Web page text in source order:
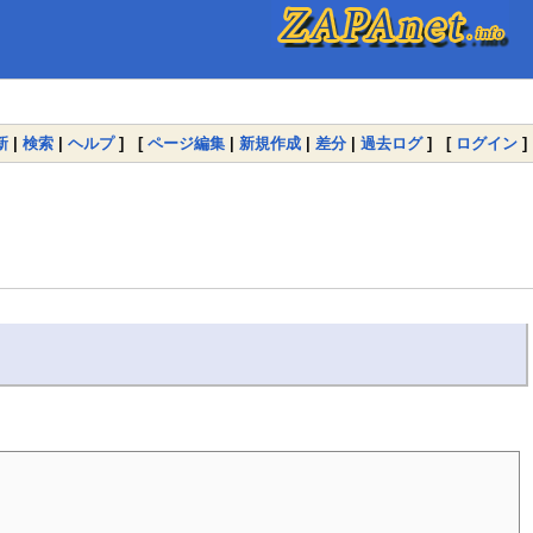
| 検索 | ヘルプ] [ ページ編集 | 新規作成 | 差分 | 過去ログ] [ ログイン ]